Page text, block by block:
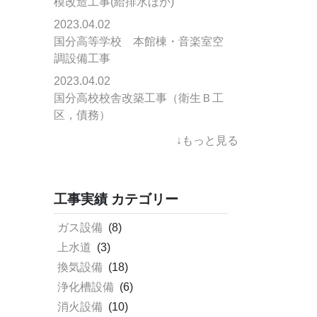
2023.04.02
国分高等学校 本館棟・音楽室空
調設備工事
2023.04.02
国分高校校舎改築工事（衛生Ｂ工
区，債務）
↓もっと見る
工事実績 カテゴリー
ガス設備 (8)
上水道 (3)
換気設備 (18)
浄化槽設備 (6)
消火設備 (10)